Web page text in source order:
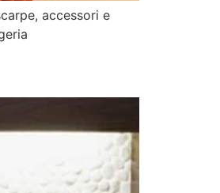
accessori e